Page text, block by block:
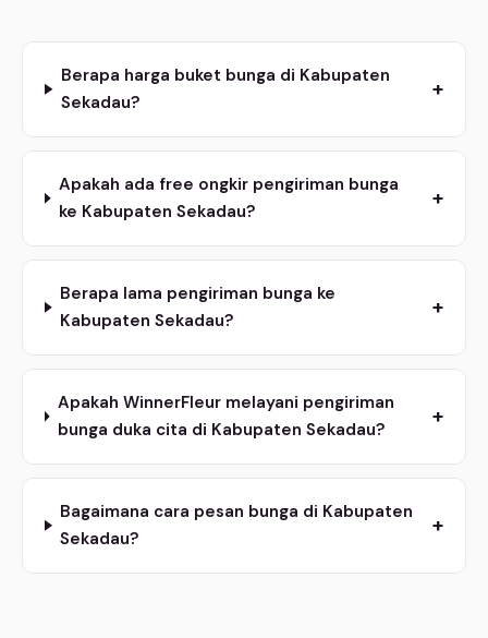
Berapa harga buket bunga di Kabupaten
Sekadau?
+
Apakah ada free ongkir pengiriman bunga
ke Kabupaten Sekadau?
+
Berapa lama pengiriman bunga ke
Kabupaten Sekadau?
+
Apakah WinnerFleur melayani pengiriman
bunga duka cita di Kabupaten Sekadau?
+
Bagaimana cara pesan bunga di Kabupaten
Sekadau?
+